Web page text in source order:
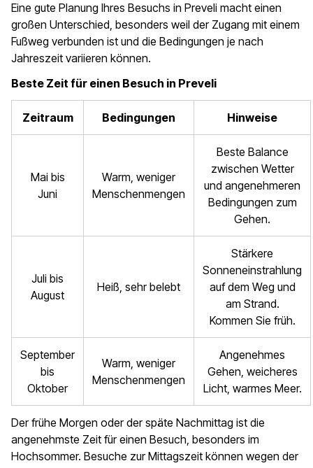
Eine gute Planung Ihres Besuchs in Preveli macht einen
großen Unterschied, besonders weil der Zugang mit einem
Fußweg verbunden ist und die Bedingungen je nach
Jahreszeit variieren können.
Beste Zeit für einen Besuch in Preveli
Zeitraum Bedingungen Hinweise
Mai bis
Juni
Warm, weniger
Menschenmengen
Beste Balance
zwischen Wetter
und angenehmeren
Bedingungen zum
Gehen.
Juli bis
August
Heiß, sehr belebt
Stärkere
Sonneneinstrahlung
auf dem Weg und
am Strand.
Kommen Sie früh.
September
bis
Oktober
Warm, weniger
Menschenmengen
Angenehmes
Gehen, weicheres
Licht, warmes Meer.
Der frühe Morgen oder der späte Nachmittag ist die
angenehmste Zeit für einen Besuch, besonders im
Hochsommer. Besuche zur Mittagszeit können wegen der